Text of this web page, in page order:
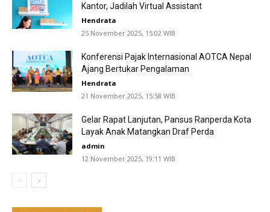
Kantor, Jadilah Virtual Assistant
Hendrata
25 November 2025, 15:02 WIB
Konferensi Pajak Internasional AOTCA Nepal
Ajang Bertukar Pengalaman
Hendrata
21 November 2025, 15:58 WIB
Gelar Rapat Lanjutan, Pansus Ranperda Kota
Layak Anak Matangkan Draf Perda
admin
12 November 2025, 19:11 WIB